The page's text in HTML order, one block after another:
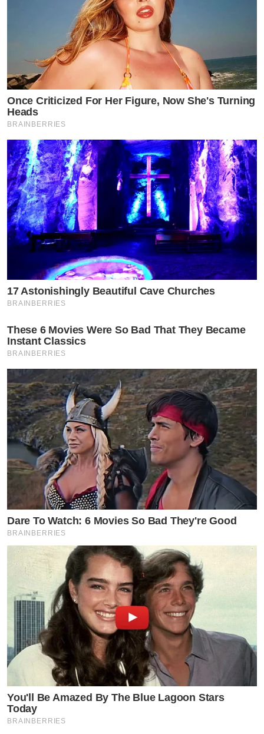
Once Criticized For Her Figure, Now She's Turning
Heads
BRAINBERRIES
17 Astonishingly Beautiful Cave Churches
BRAINBERRIES
These 6 Movies Were So Bad That They Became
Instant Classics
BRAINBERRIES
Dare To Watch: 6 Movies So Bad They're Good
BRAINBERRIES
You'll Be Amazed By The Blue Lagoon Stars
Today
BRAINBERRIES